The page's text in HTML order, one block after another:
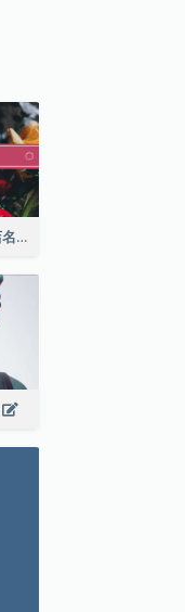
粉紅色的花朵照片徽章花店名片